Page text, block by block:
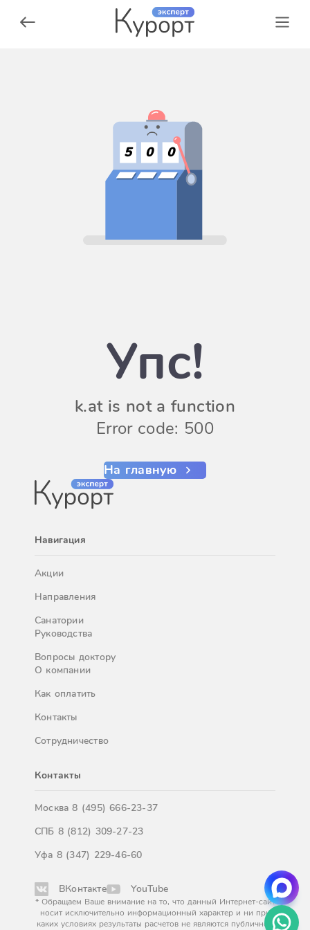
5 0 0
Упс!
k.at is not a function
Error code: 500
На главную
Навигация
Акции
Направления
Санатории
Руководства
Вопросы доктору
О компании
Как оплатить
Контакты
Сотрудничество
Контакты
Москва8 (495) 666-23-37
СПБ 8 (812) 309-27-23
Уфа 8 (347) 229-46-60
ВКонтакте YouTube
* Обращаем Ваше внимание на то, что данный Интернет-сайт
носит исключительно информационный характер и ни при
каких условиях результаты расчетов не являются публичной